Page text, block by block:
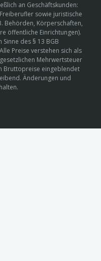
an Geschäftskunden:
sowie juristische
Behörden, Körperschaften,
öffentliche Einrichtungen).
des § 13 BGB
Preise verstehen sich als
Mehrwertsteuer
Bruttopreise eingeblendet
Änderungen und